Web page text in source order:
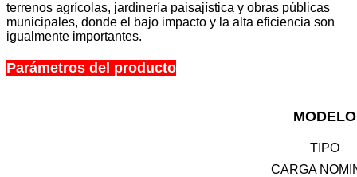
terrenos agrícolas, jardinería paisajística y obras públicas
municipales, donde el bajo impacto y la alta eficiencia son
igualmente importantes.
Parámetros del producto
MODELO
TIPO
CARGA